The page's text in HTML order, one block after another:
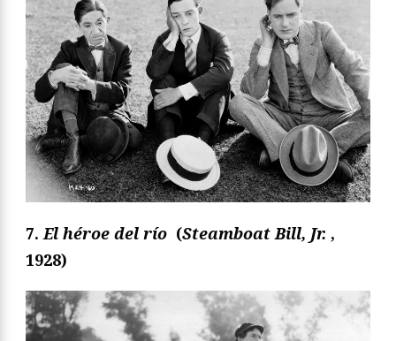
7.El héroe del río (Steamboat Bill, Jr. ,
1928)